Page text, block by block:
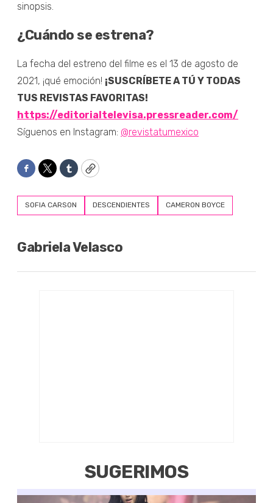
sinopsis.
¿Cuándo se estrena?
La fecha del estreno del filme es el 13 de agosto de
2021, ¡qué emoción! ¡SUSCRÍBETE A TÚ Y TODAS
TUS REVISTAS FAVORITAS!
https://editorialtelevisa.pressreader.com/
Síguenos en Instagram: @revistatumexico
Facebook
TwitterTumblrCopy
SOFIA CARSON DESCENDIENTES CAMERON BOYCE
Gabriela Velasco
SUGERIMOS